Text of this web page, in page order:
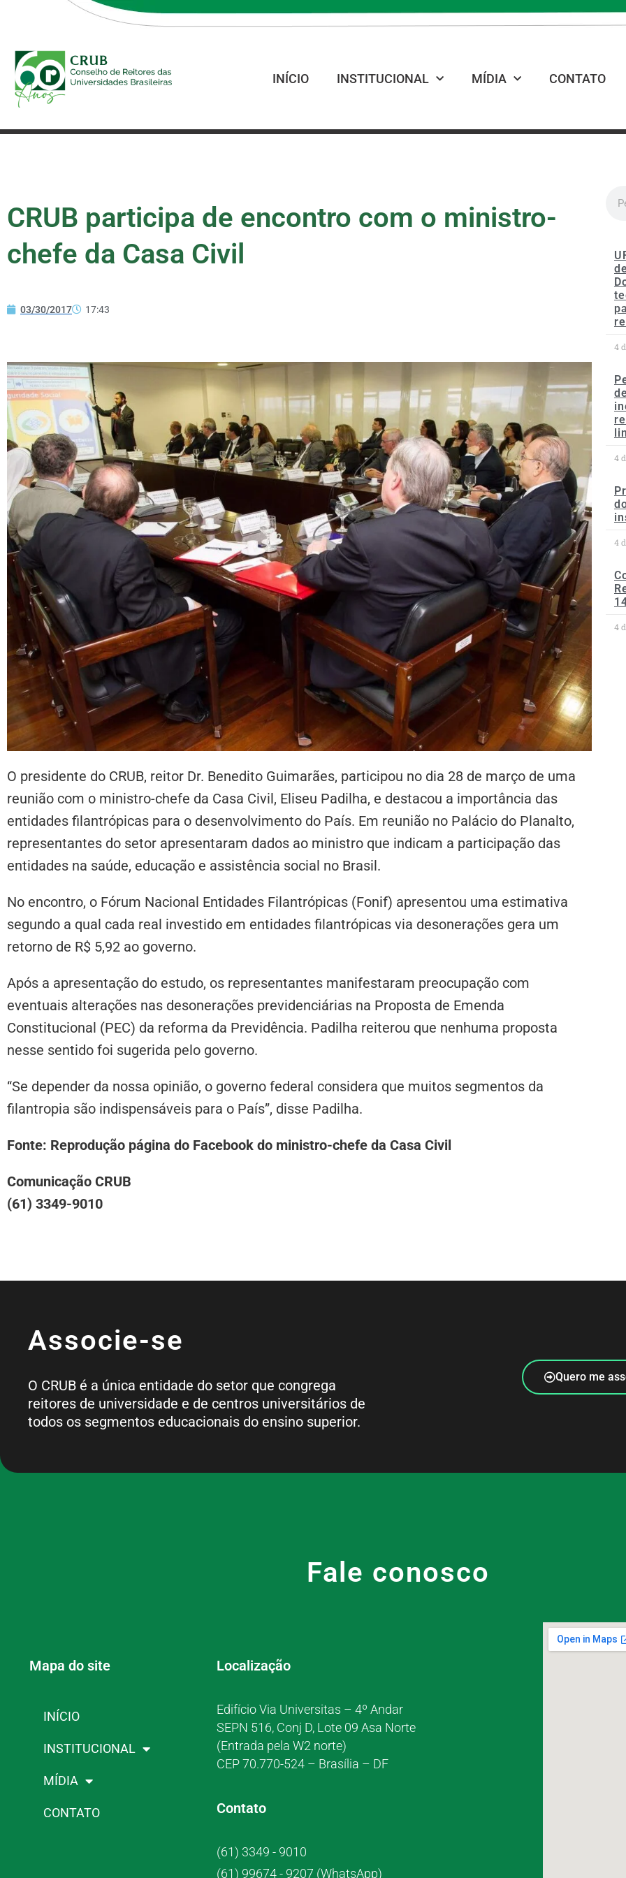
INÍCIO INSTITUCIONAL MÍDIA CONTATO
CRUB participa de encontro com o ministro-
chefe da Casa Civil
03/30/2017 17:43
O presidente do CRUB, reitor Dr. Benedito Guimarães, participou no dia 28 de março de uma
reunião com o ministro-chefe da Casa Civil, Eliseu Padilha, e destacou a importância das
entidades filantrópicas para o desenvolvimento do País. Em reunião no Palácio do Planalto,
representantes do setor apresentaram dados ao ministro que indicam a participação das
entidades na saúde, educação e assistência social no Brasil.
No encontro, o Fórum Nacional Entidades Filantrópicas (Fonif) apresentou uma estimativa
segundo a qual cada real investido em entidades filantrópicas via desonerações gera um
retorno de R$ 5,92 ao governo.
Após a apresentação do estudo, os representantes manifestaram preocupação com
eventuais alterações nas desonerações previdenciárias na Proposta de Emenda
Constitucional (PEC) da reforma da Previdência. Padilha reiterou que nenhuma proposta
nesse sentido foi sugerida pelo governo.
“Se depender da nossa opinião, o governo federal considera que muitos segmentos da
filantropia são indispensáveis para o País”, disse Padilha.
Fonte: Reprodução página do Facebook do ministro-chefe da Casa Civil
Comunicação CRUB
(61) 3349-9010
4
4
4
4
Associe-se
O CRUB é a única entidade do setor que congrega
reitores de universidade e de centros universitários de
todos os segmentos educacionais do ensino superior.
Quero me
Fale conosco
Mapa do site
INÍCIO
INSTITUCIONAL
MÍDIA
CONTATO
Localização
Edifício Via Universitas – 4º Andar
SEPN 516, Conj D, Lote 09 Asa Norte
(Entrada pela W2 norte)
CEP 70.770-524 – Brasília – DF
Contato
(61) 3349 - 9010
(61) 99674 - 9207 (WhatsApp)